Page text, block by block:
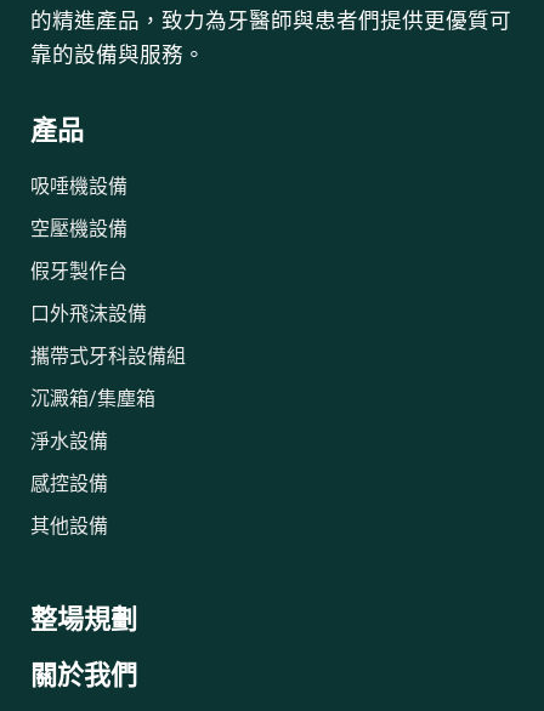
的精進產品，致力為牙醫師與患者們提供更優質可
靠的設備與服務。
產品
吸唾機設備
空壓機設備
假牙製作台
口外飛沫設備
攜帶式牙科設備組
沉澱箱/集塵箱
淨水設備
感控設備
其他設備
整場規劃
關於我們